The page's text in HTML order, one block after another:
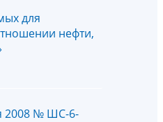
для
нефти,
2008 № ШС-6-